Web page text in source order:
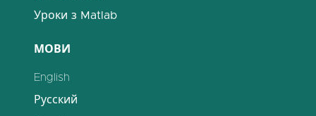
Уроки з Matlab
МОВИ
English
Русский